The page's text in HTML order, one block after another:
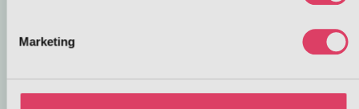
Marketing